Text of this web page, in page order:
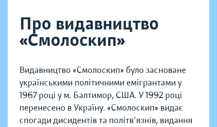
Про видавництво
«Смолоскип»
Видавництво «Смолоскип» було засноване
українськими політичними емігрантами у
1967 році у м. Балтимор, США. У 1992 році
перенесено в Україну. «Смолоскип» видає
спогади дисидентів та політв'язнів, видання